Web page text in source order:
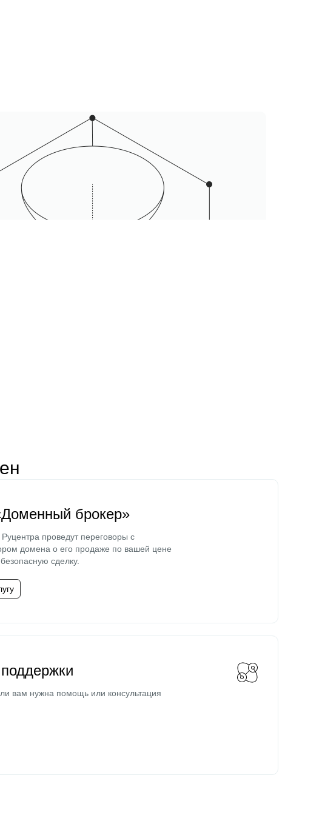
брокер»
проведут переговоры с
домена о его продаже по вашей цене
сделку.
вам нужна помощь или консультация